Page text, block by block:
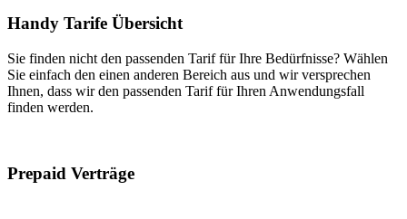
Handy Tarife Übersicht
Sie finden nicht den passenden Tarif für Ihre Bedürfnisse? Wählen
Sie einfach den einen anderen Bereich aus und wir versprechen
Ihnen, dass wir den passenden Tarif für Ihren Anwendungsfall
finden werden.
Prepaid Verträge